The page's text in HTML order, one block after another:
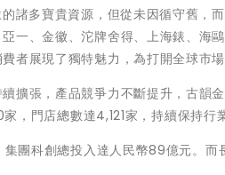
諸多寶貴資源，但從未因循守舊，
一、金徽、沱牌舍得、上海錶、海
者展現了獨特魅力，為打開全球市場
擴張，產品競爭力不斷提升，古韻
，門店總數達4,121家，持續保持行
團科創總投入達人民幣89億元。而